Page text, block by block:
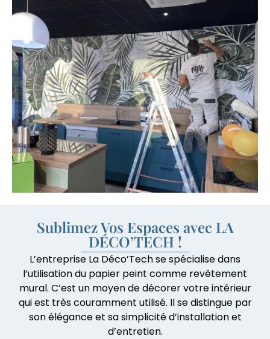
Sublimez Vos Espaces avec LA
DÉCO’TECH !
L’entreprise La Déco’Tech se spécialise dans
l’utilisation du papier peint comme revêtement
mural. C’est un moyen de décorer votre intérieur
qui est très couramment utilisé. Il se distingue par
son élégance et sa simplicité d’installation et
d’entretien.